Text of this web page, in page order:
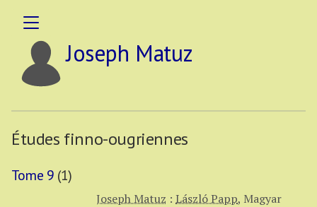
Joseph Matuz
Études finno-ougriennes
Tome 9 (1)
Joseph Matuz : László Papp, Magyar